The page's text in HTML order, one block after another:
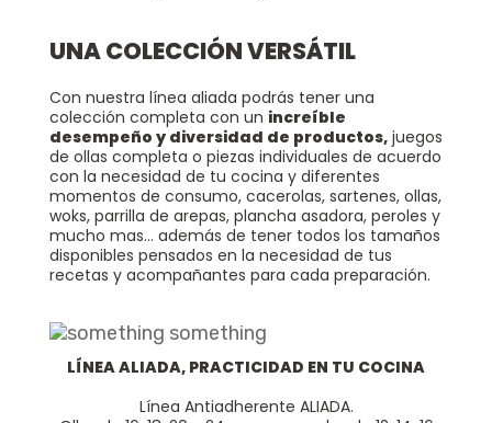
UNA COLECCIÓN VERSÁTIL
Con nuestra línea aliada podrás tener una
colección completa con un increíble
desempeño y diversidad de productos,juegos
de ollas completa o piezas individuales de acuerdo
con la necesidad de tu cocina y diferentes
momentos de consumo, cacerolas, sartenes, ollas,
woks, parrilla de arepas, plancha asadora, peroles y
mucho mas... además de tener todos los tamaños
disponibles pensados en la necesidad de tus
recetas y acompañantes para cada preparación.
LÍNEA ALIADA, PRACTICIDAD EN TU COCINA
Línea Antiadherente ALIADA.